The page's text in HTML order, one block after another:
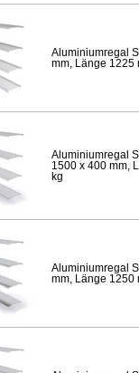
Aluminiumregal
mm, Länge 1225
Aluminiumregal
1500 x 400 mm,
kg
Aluminiumregal
mm, Länge 1250